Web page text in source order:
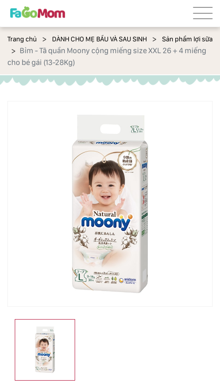
Trang chủ DÀNH CHO MẸ BẦU VÀ SAU SINH Sản phẩm lợi sữa
Bỉm - Tã quần Moony cộng miếng size XXL 26 + 4 miếng
cho bé gái (13-28Kg)